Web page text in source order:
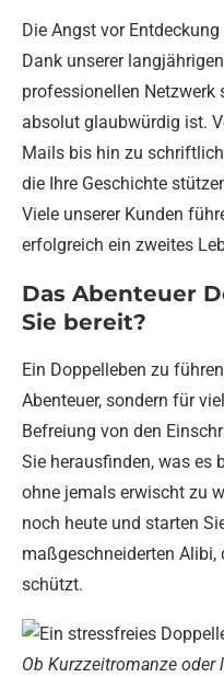
Die Angst vor
Dank unserer
professionellen Netzwerk
absolut glaubwürdig ist.
Mails bis hin zu
die Ihre Geschichte
Viele unserer Kunden
erfolgreich ein zweites
Das Abenteuer
Sie bereit?
Ein Doppelleben zu
Abenteuer, sondern für
Befreiung von den
Sie herausfinden, was es
ohne jemals erwischt zu
noch heute und starten
maßgeschneiderten Alibi,
schützt.
Ob Kurzzeitromanze